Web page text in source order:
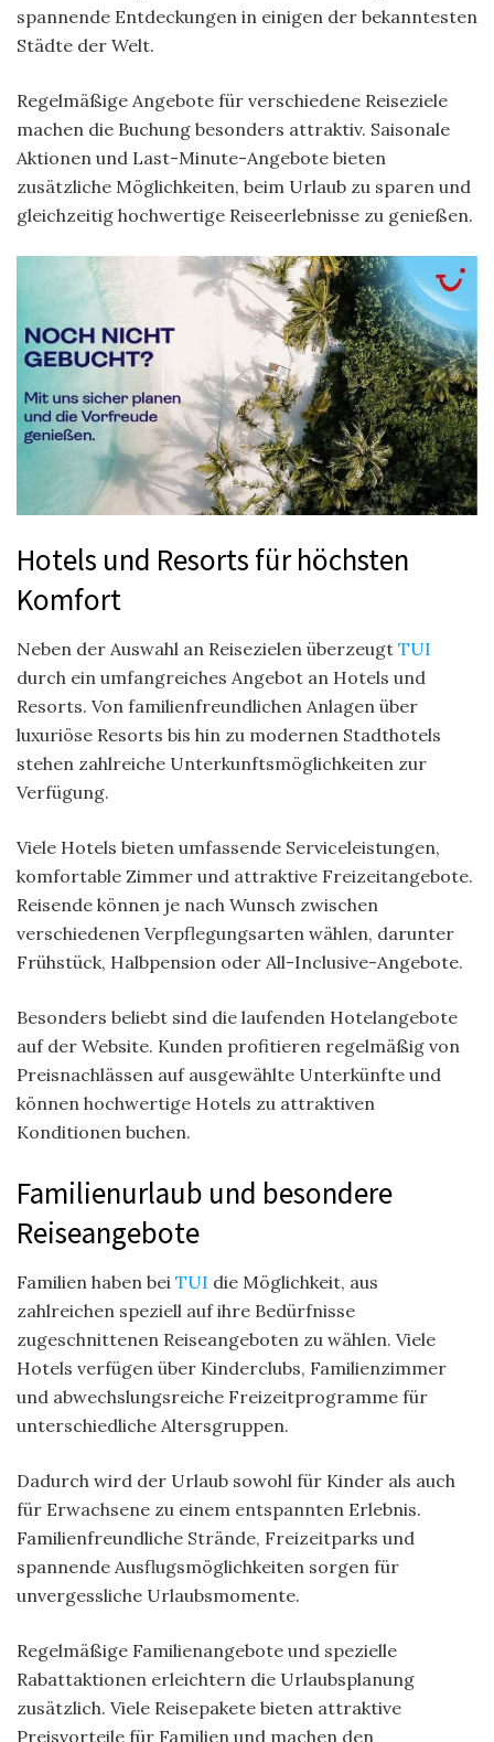
spannende Entdeckungen in einigen der bekanntesten
Städte der Welt.
Regelmäßige Angebote für verschiedene Reiseziele
machen die Buchung besonders attraktiv. Saisonale
Aktionen und Last-Minute-Angebote bieten
zusätzliche Möglichkeiten, beim Urlaub zu sparen und
gleichzeitig hochwertige Reiseerlebnisse zu genießen.
Hotels und Resorts für höchsten
Komfort
Neben der Auswahl an Reisezielen überzeugt TUI
durch ein umfangreiches Angebot an Hotels und
Resorts. Von familienfreundlichen Anlagen über
luxuriöse Resorts bis hin zu modernen Stadthotels
stehen zahlreiche Unterkunftsmöglichkeiten zur
Verfügung.
Viele Hotels bieten umfassende Serviceleistungen,
komfortable Zimmer und attraktive Freizeitangebote.
Reisende können je nach Wunsch zwischen
verschiedenen Verpflegungsarten wählen, darunter
Frühstück, Halbpension oder All-Inclusive-Angebote.
Besonders beliebt sind die laufenden Hotelangebote
auf der Website. Kunden profitieren regelmäßig von
Preisnachlässen auf ausgewählte Unterkünfte und
können hochwertige Hotels zu attraktiven
Konditionen buchen.
Familienurlaub und besondere
Reiseangebote
Familien haben bei TUI die Möglichkeit, aus
zahlreichen speziell auf ihre Bedürfnisse
zugeschnittenen Reiseangeboten zu wählen. Viele
Hotels verfügen über Kinderclubs, Familienzimmer
und abwechslungsreiche Freizeitprogramme für
unterschiedliche Altersgruppen.
Dadurch wird der Urlaub sowohl für Kinder als auch
für Erwachsene zu einem entspannten Erlebnis.
Familienfreundliche Strände, Freizeitparks und
spannende Ausflugsmöglichkeiten sorgen für
unvergessliche Urlaubsmomente.
Regelmäßige Familienangebote und spezielle
Rabattaktionen erleichtern die Urlaubsplanung
zusätzlich. Viele Reisepakete bieten attraktive
Preisvorteile für Familien und machen den